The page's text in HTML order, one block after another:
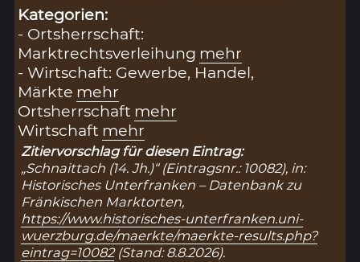
Kategorien:
- Ortsherrschaft:
Marktrechtsverleihung mehr
- Wirtschaft: Gewerbe, Handel,
Märkte mehr
Ortsherrschaft mehr
Wirtschaft mehr
Zitiervorschlag für diesen Eintrag:
„Schnaittach (14. Jh.)“ (Eintragsnr.: 10082), in:
Historisches Unterfranken – Datenbank zu
Fränkischen Marktorten,
https://www.historisches-unterfranken.uni-
wuerzburg.de/maerkte/maerkte-results.php?
eintrag=10082(Stand: 8.8.2026).